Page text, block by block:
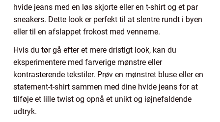
hvide jeans med en løs skjorte eller en t-shirt og et par
sneakers. Dette look er perfekt til at slentre rundt i byen
eller til en afslappet frokost med vennerne.
Hvis du tør gå efter et mere dristigt look, kan du
eksperimentere med farverige mønstre eller
kontrasterende tekstiler. Prøv en mønstret bluse eller en
statement-t-shirt sammen med dine hvide jeans for at
tilføje et lille twist og opnå et unikt og iøjnefaldende
udtryk.